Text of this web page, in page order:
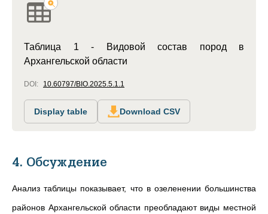
Таблица 1 - Видовой состав пород в
Архангельской области
DOI: 10.60797/BIO.2025.5.1.1
Display table Download CSV
4. Обсуждение
Анализ таблицы показывает, что в озеленении большинства
районов Архангельской области преобладают виды местной